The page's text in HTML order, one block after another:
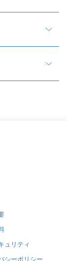
ュリティ
シーポリシー